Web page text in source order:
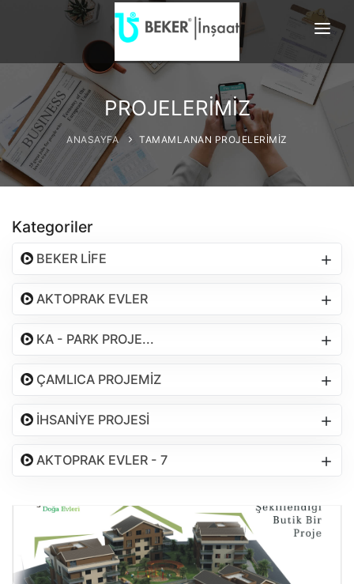
ANASAYFA
HAKKIMIZDA
TAMAMLANAN PROJELERİMİ
DEVAM EDEN P...
BİLGİ EDİNME
İLETİŞİM
PROJELERİMİZ
ANASAYFA TAMAMLANAN PROJELERİMİZ
Kategoriler
BEKER LİFE
AKTOPRAK EVLER
KA - PARK PROJE...
ÇAMLICA PROJEMİZ
İHSANİYE PROJESİ
AKTOPRAK EVLER - 7